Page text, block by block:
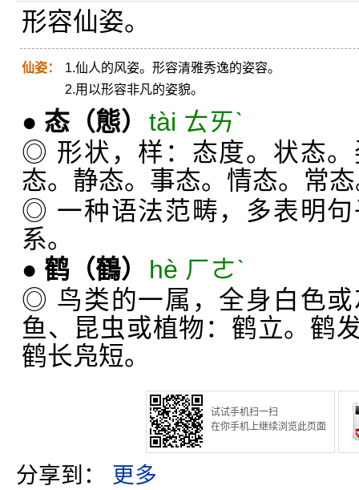
形容仙姿。
仙姿：
1.仙人的风姿。形容清雅秀逸的姿容。
2.用以形容非凡的姿貌。
● 态 （態） tài ㄊㄞˋ
◎ 形状，样：态度。状态
态。静态。事态。情态。常
◎ 一种语法范畴，多表明
系。
● 鹤 （鶴）
hè ㄏㄜˋ
◎ 鸟类的一属，全身白色
鱼、昆虫或植物：鹤立。鹤
鹤长凫短。
试试手机扫一扫
在你手机上继续浏览此页面
分享到： 更多